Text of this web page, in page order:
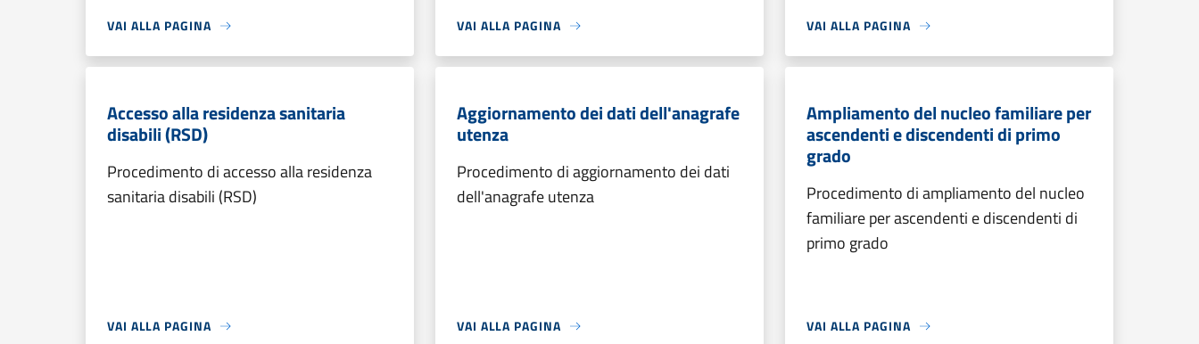
VAI ALLA PAGINA VAI ALLA PAGINA VAI ALLA PAGINA
Accesso alla residenza sanitaria
disabili (RSD)
Procedimento di accesso alla residenza
sanitaria disabili (RSD)
VAI ALLA PAGINA
Aggiornamento dei dati dell'anagrafe
utenza
Procedimento di aggiornamento dei dati
dell'anagrafe utenza
VAI ALLA PAGINA
Ampliamento del nucleo familiare per
ascendenti e discendenti di primo
grado
Procedimento di ampliamento del nucleo
familiare per ascendenti e discendenti di
primo grado
VAI ALLA PAGINA